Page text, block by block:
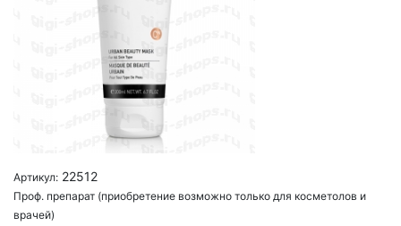
Артикул: 22512
Проф. препарат (приобретение возможно только для косметолов и
врачей)